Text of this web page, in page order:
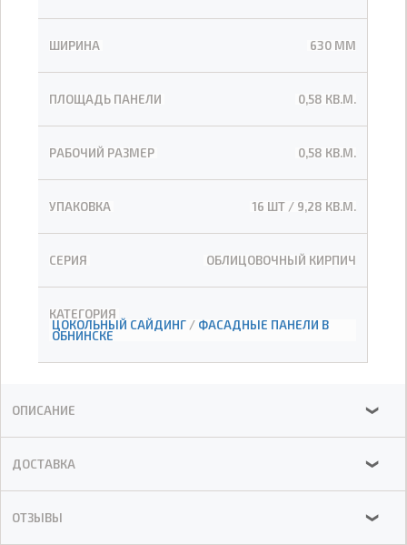
ШИРИНА 630 ММ
ПЛОЩАДЬ ПАНЕЛИ 0,58 КВ.М.
РАБОЧИЙ РАЗМЕР 0,58 КВ.М.
УПАКОВКА 16 ШТ / 9,28 КВ.М.
СЕРИЯ ОБЛИЦОВОЧНЫЙ КИРПИЧ
КАТЕГОРИЯ
ЦОКОЛЬНЫЙ САЙДИНГ / ФАСАДНЫЕ ПАНЕЛИ В
ОБНИНСКЕ
ОПИСАНИЕ ❯
ДОСТАВКА ❯
ОТЗЫВЫ ❯